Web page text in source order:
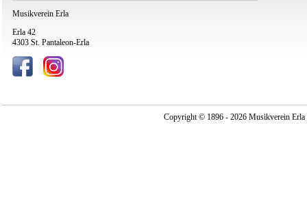
Musikverein Erla
Erla 42
4303 St. Pantaleon-Erla
Copyright © 1896 - 2026 Musikverein Erla